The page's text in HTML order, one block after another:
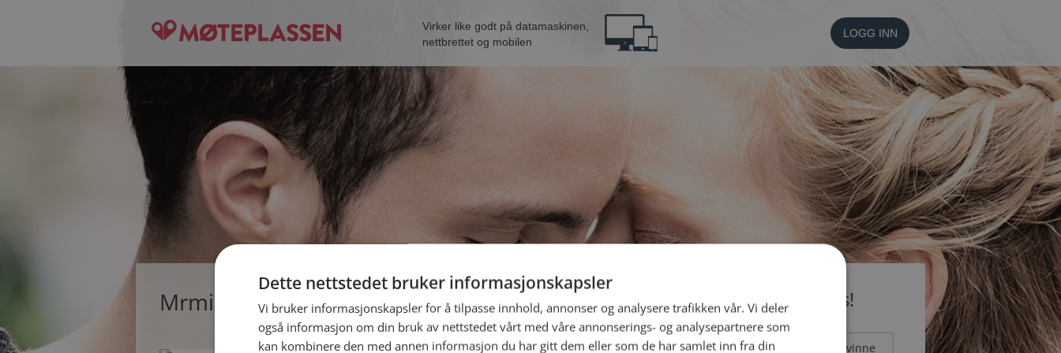
Virker like godt på datamaskinen,
nettbrettet og mobilen
LOGG INN
Mrmichael, single mann fra Drammen Bli medlem gratis!
Jeg er en: Mann Kvinne
Dette nettstedet bruker informasjonskapsler
Vi bruker informasjonskapsler for å tilpasse innhold, annonser og analysere trafikken vår. Vi deler
også informasjon om din bruk av nettstedet vårt med våre annonserings- og analysepartnere som
kan kombinere den med annen informasjon du har gitt dem eller som de har samlet inn fra din